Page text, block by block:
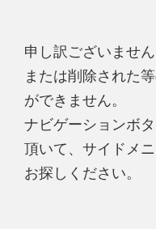
申し訳ございませ
または削除された
ができません。
ナビゲーションボ
頂いて、サイドメ
お探しください。